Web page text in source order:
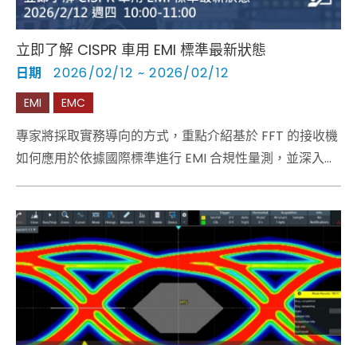
立即了解 CISPR 車用 EMI 標準最新狀態
日期 2026/02/12 ~ 2026/02/12
EMI EMC
專家將採取實務導向的方式，重點介紹基於 FFT 的接收機
如何應用於依據國際標準進行 EMI 合規性量測，並深入剖